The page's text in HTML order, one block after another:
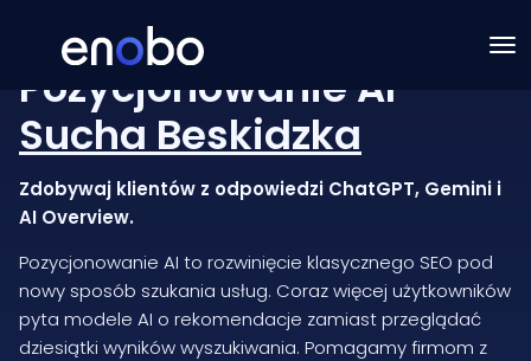
Pozycjonowanie AI
Sucha Beskidzka
Zdobywaj klientów z odpowiedzi ChatGPT, Gemini i
AI Overview.
Pozycjonowanie AI to rozwinięcie klasycznego SEO pod
nowy sposób szukania usług. Coraz więcej użytkowników
pyta modele AI o rekomendacje zamiast przeglądać
dziesiątki wyników wyszukiwania. Pomagamy firmom z